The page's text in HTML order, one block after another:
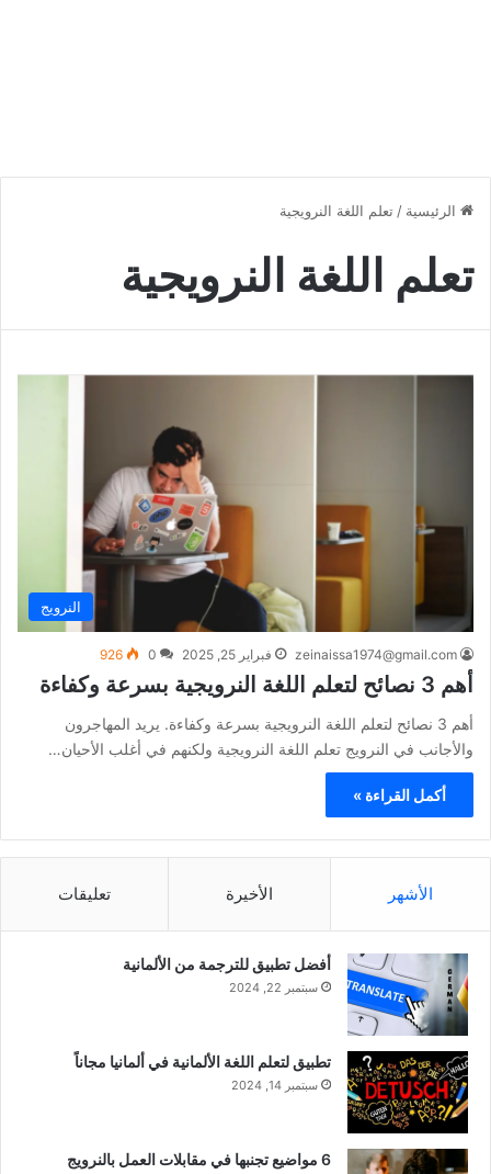
الرئيسية / تعلم اللغة النرويجية
تعلم اللغة النرويجية
النرويج
zeinaissa1974@gmail.com فبراير 25, 2025 0
926
أهم 3 نصائح لتعلم اللغة النرويجية بسرعة وكفاءة
أهم 3 نصائح لتعلم اللغة النرويجية بسرعة وكفاءة. يريد المهاجرون
والأجانب في النرويج تعلم اللغة النرويجية ولكنهم في أغلب الأحيان…
أكمل القراءة »
الأشهر الأخيرة تعليقات
أفضل تطبيق للترجمة من الألمانية
سبتمبر 22, 2024
تطبيق لتعلم اللغة الألمانية في ألمانيا مجاناً
سبتمبر 14, 2024
6 مواضيع تجنبها في مقابلات العمل بالنرويج